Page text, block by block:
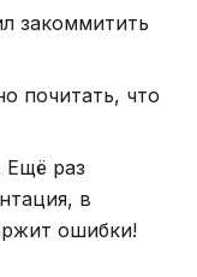
программу с
я не хочу
Си и тем
на Java,
чтобы моя
за границы
закоммитить
почитать, что
раз
в
ошибки!